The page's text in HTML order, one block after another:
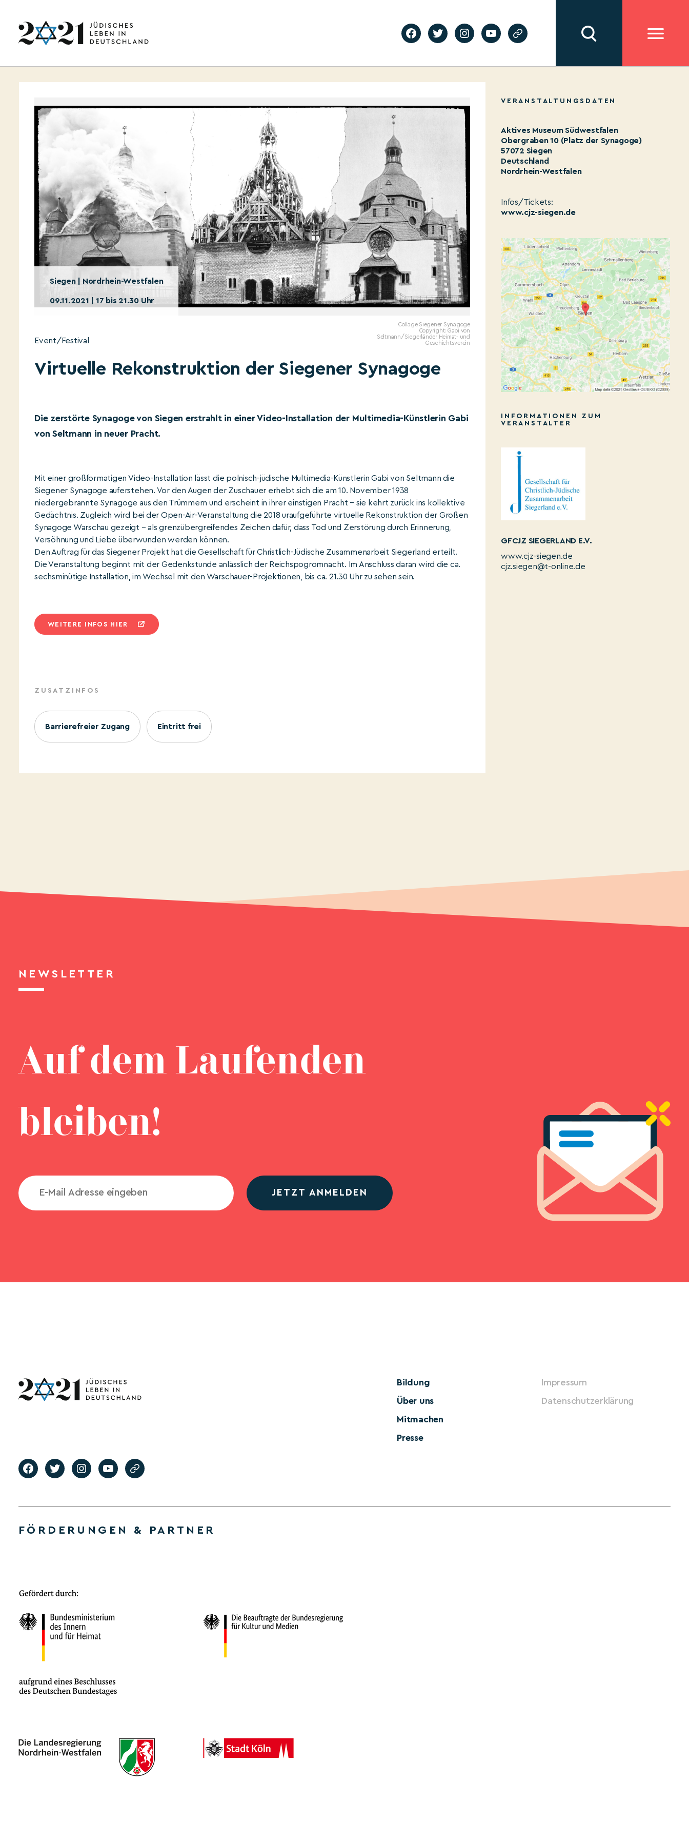
Siegen | Nordrhein-Westfalen
09.11.2021 | 17 bis 21.30 Uhr
Collage Siegener Synagoge
Copyright: Gabi von
Seltmann/Siegerländer Heimat- und
Geschichtsverein
Event/Festival
Virtuelle Rekonstruktion der Siegener Synagoge
Die zerstörte Synagoge von Siegen erstrahlt in einer Video-Installation der Multimedia-Künstlerin Gabi
von Seltmann in neuer Pracht.
Mit einer großformatigen Video-Installation lässt die polnisch-jüdische Multimedia-Künstlerin Gabi von Seltmann die
Siegener Synagoge auferstehen. Vor den Augen der Zuschauer erhebt sich die am 10. November 1938
niedergebrannte Synagoge aus den Trümmern und erscheint in ihrer einstigen Pracht – sie kehrt zurück ins kollektive
Gedächtnis. Zugleich wird bei der Open-Air-Veranstaltung die 2018 uraufgeführte virtuelle Rekonstruktion der Großen
Synagoge Warschau gezeigt – als grenzübergreifendes Zeichen dafür, dass Tod und Zerstörung durch Erinnerung,
Versöhnung und Liebe überwunden werden können.
Den Auftrag für das Siegener Projekt hat die Gesellschaft für Christlich-Jüdische Zusammenarbeit Siegerland erteilt.
Die Veranstaltung beginnt mit der Gedenkstunde anlässlich der Reichspogromnacht. Im Anschluss daran wird die ca.
sechsminütige Installation, im Wechsel mit den Warschauer-Projektionen, bis ca. 21.30 Uhr zu sehen sein.
WEITERE INFOS HIER
ZUSATZINFOS
Barrierefreier Zugang Eintritt frei
VERANSTALTUNGSDATEN
Aktives Museum Südwestfalen
Obergraben 10 (Platz der Synagoge)
57072 Siegen
Deutschland
Nordrhein-Westfalen
Infos/Tickets:
www.cjz-siegen.de
INFORMATIONEN ZUM
VERANSTALTER
GFCJZ SIEGERLAND E.V.
www.cjz-siegen.de
cjz.siegen@t-online.de
NEWSLETTER
Auf dem Laufenden
bleiben!
JETZT ANMELDEN
Bildung
Über uns
Mitmachen
Presse
Impressum
Datenschutzerklärung
FÖRDERUNGEN & PARTNER